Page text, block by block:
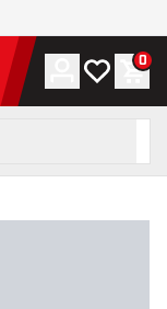
Account
La mia0